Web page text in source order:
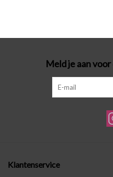
Meld je aan
Klantenservice